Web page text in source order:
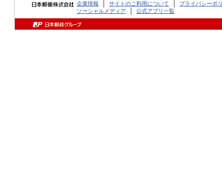
企業情報 サイトのご利用について
プライバシーポ
ソーシャルメディア
公式アプリ一覧